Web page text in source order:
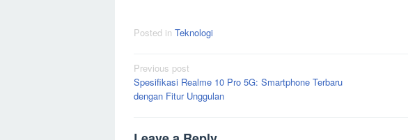
Posted in Teknologi
Post
navigation
Previous post
Spesifikasi Realme 10 Pro 5G: Smartphone Terbaru
dengan Fitur Unggulan